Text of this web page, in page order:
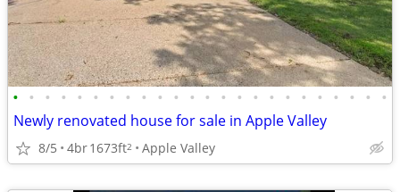
• • • • • • • • • • • • • • • • • • • • • • • •
Newly renovated house for sale in Apple Valley
8/5 4br1673ft2 Apple Valley